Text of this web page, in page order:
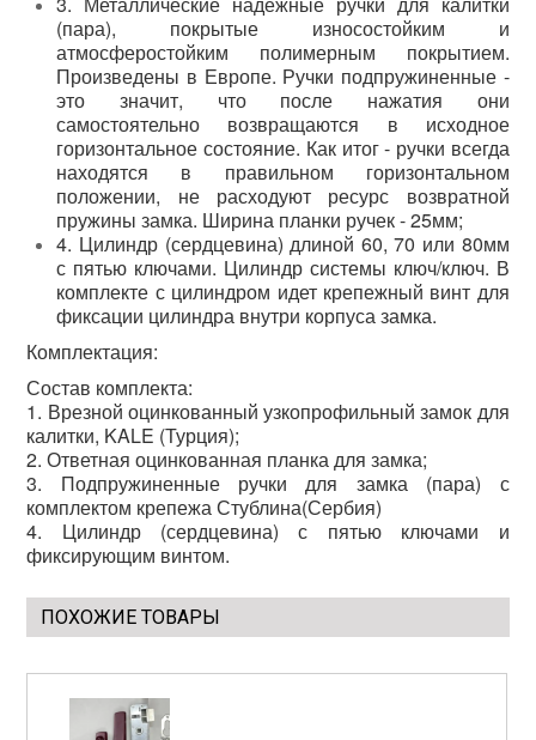
Потолки подвесные
Инструмент
(пара), покрытые износостойким и
атмосферостойким полимерным покрытием.
Произведены в Европе. Ручки подпружиненные -
это значит, что после нажатия они
самостоятельно возвращаются в исходное
горизонтальное состояние. Как итог - ручки всегда
находятся в правильном горизонтальном
положении, не расходуют ресурс возвратной
пружины замка. Ширина планки ручек - 25мм;
4. Цилиндр (сердцевина) длиной 60, 70 или 80мм
с пятью ключами. Цилиндр системы ключ/ключ. В
комплекте с цилиндром идет крепежный винт для
фиксации цилиндра внутри корпуса замка.
Комплектация:
Состав комплекта:
1. Врезной оцинкованный узкопрофильный замок для
калитки, KALE (Турция);
2. Ответная оцинкованная планка для замка;
3. Подпружиненные ручки для замка (пара) с
комплектом крепежа Стублина(Сербия)
4. Цилиндр (сердцевина) с пятью ключами и
фиксирующим винтом.
ПОХОЖИЕ ТОВАРЫ